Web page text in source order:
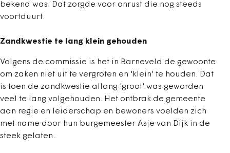
bekend was. Dat zorgde voor onrust die nog steeds
voortduurt.
Zandkwestie te lang klein gehouden
Volgens de commissie is het in Barneveld de gewoonte
om zaken niet uit te vergroten en 'klein' te houden. Dat
is toen de zandkwestie allang 'groot' was geworden
veel te lang volgehouden. Het ontbrak de gemeente
aan regie en leiderschap en bewoners voelden zich
met name door hun burgemeester Asje van Dijk in de
steek gelaten.